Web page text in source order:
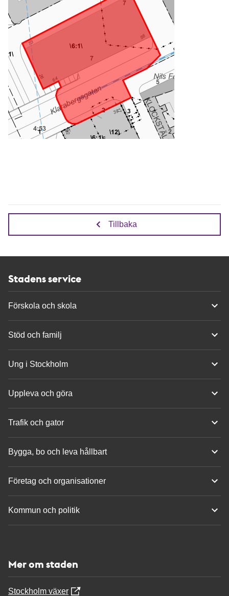
Tillbaka
Stadens service
Förskola och skola
Stöd och familj
Ung i Stockholm
Uppleva och göra
Trafik och gator
Bygga, bo och leva hållbart
Företag och organisationer
Kommun och politik
Mer om staden
Stockholm växer